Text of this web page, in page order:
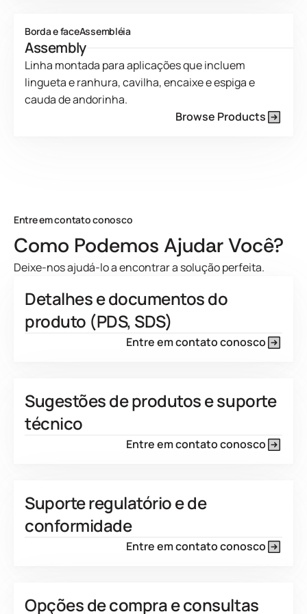
Borda e faceAssembléia
Assembly
Linha montada para aplicações que incluem
lingueta e ranhura, cavilha, encaixe e espiga e
cauda de andorinha.
Browse Products
Entre em contato conosco
Como Podemos Ajudar Você?
Deixe-nos ajudá-lo a encontrar a solução perfeita.
Detalhes e documentos do
produto (PDS, SDS)
Entre em contato conosco
Sugestões de produtos e suporte
técnico
Entre em contato conosco
Suporte regulatório e de
conformidade
Entre em contato conosco
Opções de compra e consultas